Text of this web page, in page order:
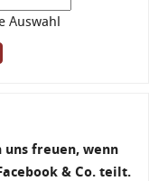
Auswahl
uns freuen, wenn
& Co. teilt.